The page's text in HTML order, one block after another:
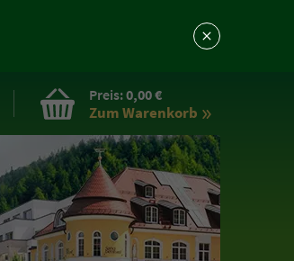
Preis:0,00 €
Zum Warenkorb